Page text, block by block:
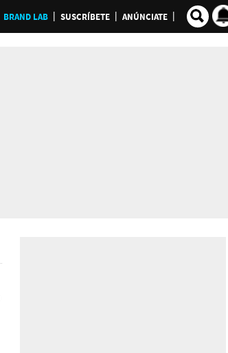
BRAND LAB SUSCRÍBETE ANÚNCIATE